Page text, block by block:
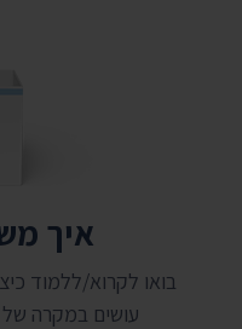
איך
בואו לקרוא/ללמוד
עושים במקרה של